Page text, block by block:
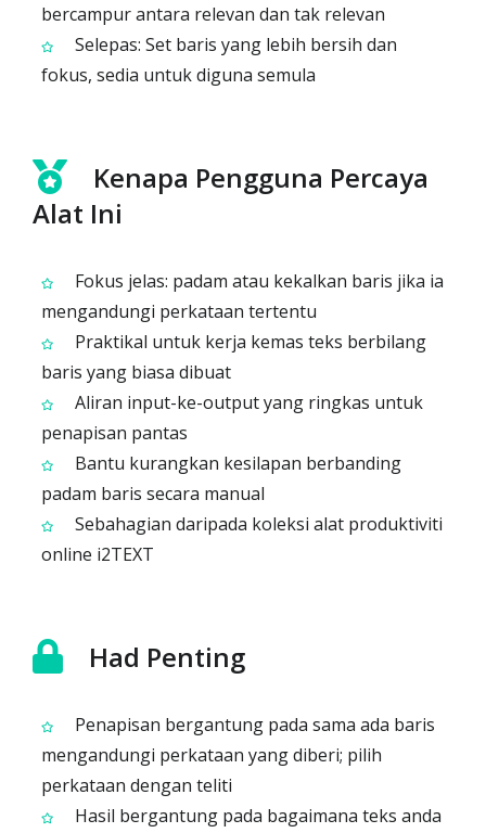
bercampur antara relevan dan tak relevan
Selepas: Set baris yang lebih bersih dan
fokus, sedia untuk diguna semula
Kenapa Pengguna Percaya
Alat Ini
Fokus jelas: padam atau kekalkan baris jika ia
mengandungi perkataan tertentu
Praktikal untuk kerja kemas teks berbilang
baris yang biasa dibuat
Aliran input-ke-output yang ringkas untuk
penapisan pantas
Bantu kurangkan kesilapan berbanding
padam baris secara manual
Sebahagian daripada koleksi alat produktiviti
online i2TEXT
Had Penting
Penapisan bergantung pada sama ada baris
mengandungi perkataan yang diberi; pilih
perkataan dengan teliti
Hasil bergantung pada bagaimana teks anda